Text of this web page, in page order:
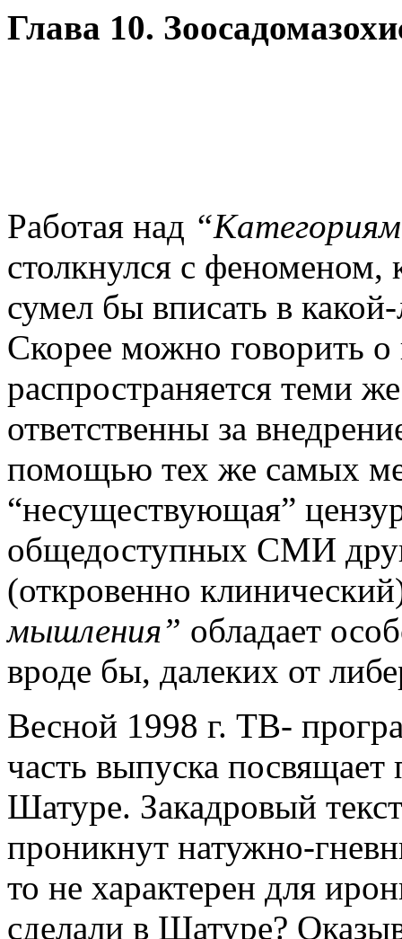
Глава 10.
Работая над
столкнулся с
сумел бы вписать в
Скорее можно говорить
распространяется теми
ответственны за
помощью тех же самых
“несуществующая”
общедоступных СМИ
(откровенно
мышления” обладает
вроде бы, далеких от
Весной 1998 г. ТВ-
часть выпуска
Шатуре. Закадровый
проникнут натужно-
то не характерен для
сделали в Шатуре?